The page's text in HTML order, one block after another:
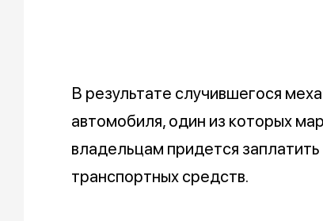
В результате случившегося
автомобиля, один из которых
владельцам придется
транспортных средств.